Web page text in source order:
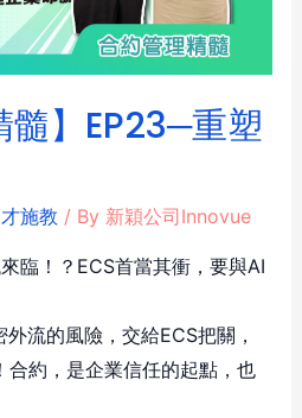
髓】EP23─重塑
施教 / By 新穎公司Innovue
臨！？ECS首當其衝，要與AI
流的風險，交給ECS把關，
合約，是企業信任的起點，也